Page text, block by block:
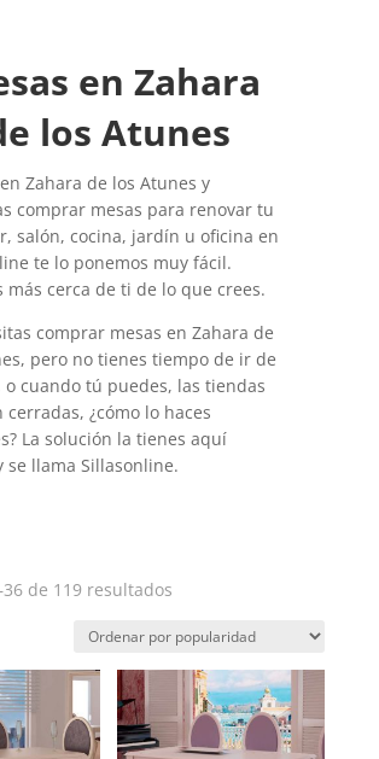
en Zahara
los Atunes
Zahara de los Atunes y
comprar mesas para renovar tu
salón, cocina, jardín u oficina en
te lo ponemos muy fácil.
más cerca de ti de lo que crees.
comprar mesas en Zahara de
pero no tienes tiempo de ir de
o cuando tú puedes, las tiendas
cerradas, ¿cómo lo haces
La solución la tienes aquí
se llama Sillasonline.
de 119 resultadosOrdenado
popularidad